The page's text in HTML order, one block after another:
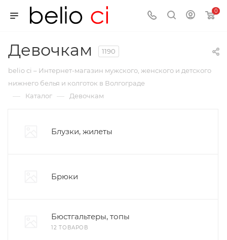
0
Девочкам 1190
belio ci – Интернет-магазин мужского, женского и детского
нижнего белья и колготок в Волгограде
— Каталог — Девочкам
Блузки, жилеты
Брюки
Бюстгальтеры, топы
12 ТОВАРОВ